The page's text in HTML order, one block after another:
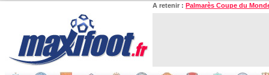
A retenir : Palmarès Coupe du